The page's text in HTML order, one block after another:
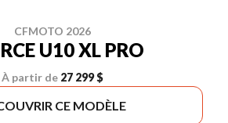
CFMOTO 2026
U10 XL PRO
À partir de 27 299 $
CE MODÈLE